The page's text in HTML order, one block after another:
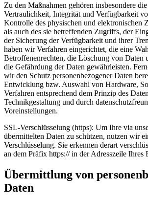
Zu den Maßnahmen gehören insbesondere
Vertraulichkeit, Integrität und Verfügbarkeit
Kontrolle des physischen und elektronischen
als auch des sie betreffenden Zugriffs, der
der Sicherung der Verfügbarkeit und ihrer
haben wir Verfahren eingerichtet, die eine
Betroffenenrechten, die Löschung von Daten
die Gefährdung der Daten gewährleisten.
wir den Schutz personenbezogener Daten
Entwicklung bzw. Auswahl von Hardware,
Verfahren entsprechend dem Prinzip des
Technikgestaltung und durch
Voreinstellungen.
SSL-Verschlüsselung (https): Um Ihre via
übermittelten Daten zu schützen, nutzen wir
Verschlüsselung. Sie erkennen derart
an dem Präfix https:// in der Adresszeile Ihres
Übermittlung von
Daten